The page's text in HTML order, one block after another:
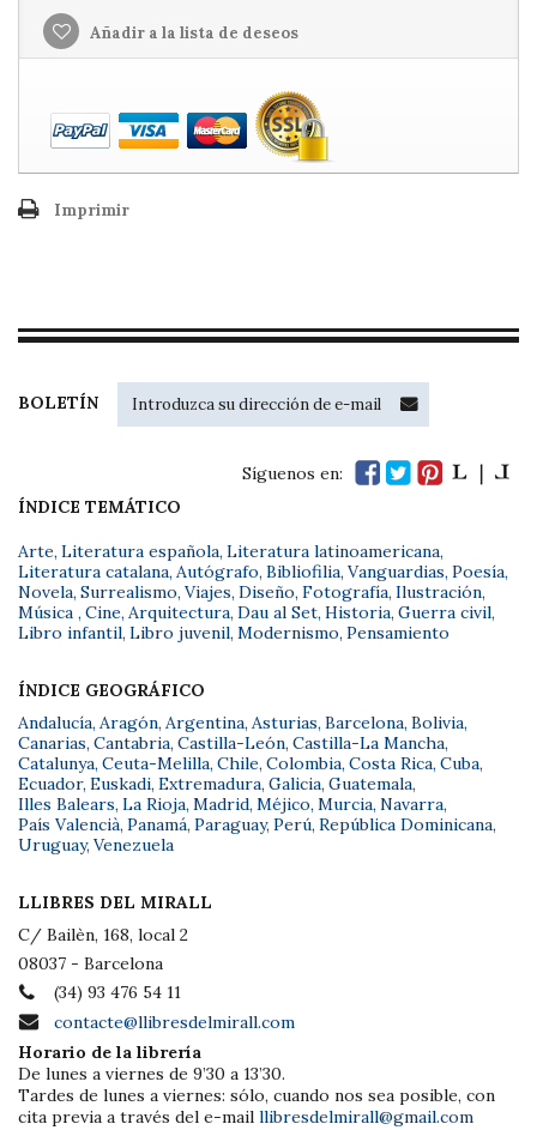
Añadir a la lista de deseos
Imprimir
BOLETÍN
Síguenos en:
ÍNDICE TEMÁTICO
Arte, Literatura española, Literatura latinoamericana,
Literatura catalana, Autógrafo, Bibliofilia, Vanguardias, Poesía,
Novela, Surrealismo, Viajes, Diseño, Fotografía, Ilustración,
Música , Cine, Arquitectura, Dau al Set, Historia, Guerra civil,
Libro infantil, Libro juvenil, Modernismo, Pensamiento
ÍNDICE GEOGRÁFICO
Andalucía, Aragón, Argentina, Asturias, Barcelona, Bolivia,
Canarias, Cantabria, Castilla-León, Castilla-La Mancha,
Catalunya, Ceuta-Melilla, Chile, Colombia, Costa Rica, Cuba,
Ecuador, Euskadi, Extremadura, Galicia, Guatemala,
Illes Balears, La Rioja, Madrid, Méjico, Murcia, Navarra,
País Valencià, Panamá, Paraguay, Perú, República Dominicana,
Uruguay, Venezuela
LLIBRES DEL MIRALL
C/ Bailèn, 168, local 2
08037 - Barcelona
(34) 93 476 54 11
contacte@llibresdelmirall.com
Horario de la librería
De lunes a viernes de 9’30 a 13’30.
Tardes de lunes a viernes: sólo, cuando nos sea posible, con
cita previa a través del e-mail llibresdelmirall@gmail.com